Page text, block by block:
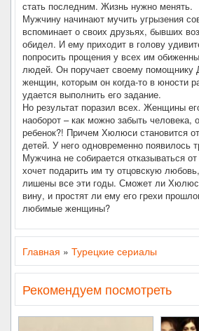
стать последним. Жизнь нужно менять.
Мужчину начинают мучить угрызения
вспоминает о своих друзьях, бывших
обидел. И ему приходит в голову
попросить прощения у всех им
людей. Он поручает своему помощнику
женщин, которым он когда-то в юности
удается выполнить его задание.
Но результат поразил всех. Женщины
наоборот – как можно забыть человека,
ребенок?! Причем Хюлюси становится
детей. У него одновременно появилось
Мужчина не собирается отказываться
хочет подарить им ту отцовскую
лишены все эти годы. Сможет ли
вину, и простят ли ему его грехи
любимые женщины?
Главная » Турецкие сериалы
Рекомендуем посмотреть